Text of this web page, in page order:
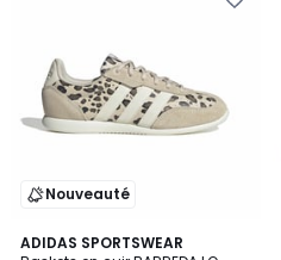
Nouveauté
ADIDAS SPORTSWEAR
4,9